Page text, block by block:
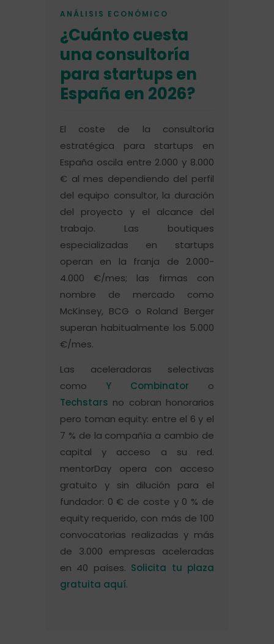
ANÁLISIS ECONÓMICO
¿Cuánto cuesta
una consultoría
para startups en
España en 2026?
El coste de la consultoría
estratégica para startups en
España oscila entre 2.000 y 8.000
€ al mes dependiendo del perfil
del equipo consultor, la duración
del proyecto y el alcance del
trabajo. Las boutiques
especializadas en startups
operan en la franja de 2.000-
4.000 €/mes; las firmas con
nombre de mercado como
McKinsey, BCG o Roland Berger
superan habitualmente los 5.000
€/mes.
Las aceleradoras selectivas
como Y Combinator o
Techstars no cobran honorarios
pero toman equity: entre el 6 y el
7 % de la compañía a cambio de
capital y acceso a su red.
mentorDay opera con acceso
gratuito y sin dilución para el
fundador: 0 € de coste y 0 % de
equity requerido, con más de 100
convocatorias realizadas y más
de 3.000 empresas aceleradas
en 40 países. Solicita tu plaza
gratuita aquí.